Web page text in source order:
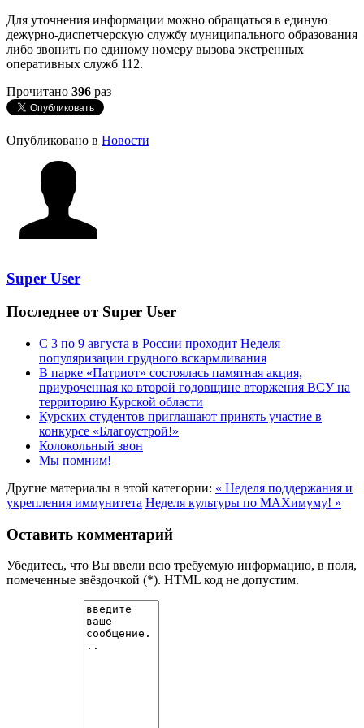
Для уточнения информации можно обращаться в единую
дежурно-диспетчерскую службу муниципального образования
либо звонить по единому номеру вызова экстренных
оперативных служб 112.
Прочитано 396 раз
Опубликовано в Новости
Super User
Последнее от Super User
С 3 по 9 августа в России проходит Неделя
популяризации грудного вскармливания
В парке «Патриот» состоялась памятная акция,
приуроченная ко второй годовщине вторжения ВСУ на
территорию Курской области
Курских студентов приглашают принять участие в
конкурсе «Благоустрой!»
Колокольный звон
Мы помним!
Другие материалы в этой категории: « Неделя поддержания и
укрепления иммунитета Неделя культуры по MAXимуму! »
Оставить комментарий
Убедитесь, что Вы ввели всю требуемую информацию, в поля,
помеченные звёздочкой (*). HTML код не допустим.